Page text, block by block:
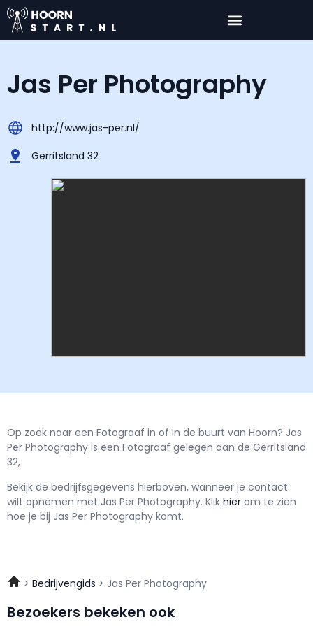
Jas Per Photography
http://www.jas-per.nl/
Gerritsland 32
Op zoek naar een Fotograaf in of in de buurt van Hoorn? Jas
Per Photography is een Fotograaf gelegen aan de Gerritsland
32,
Bekijk de bedrijfsgegevens hierboven, wanneer je contact
wilt opnemen met Jas Per Photography. Klik hier om te zien
hoe je bij Jas Per Photography komt.
Bedrijvengids Jas Per Photography
Bezoekers bekeken ook